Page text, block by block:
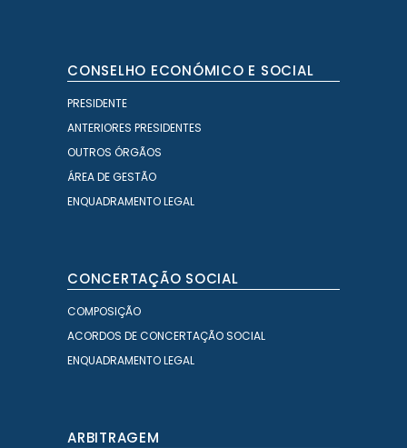
CONSELHO ECONÓMICO E SOCIAL
PRESIDENTE
ANTERIORES PRESIDENTES
OUTROS ÓRGÃOS
ÁREA DE GESTÃO
ENQUADRAMENTO LEGAL
CONCERTAÇÃO SOCIAL
COMPOSIÇÃO
ACORDOS DE CONCERTAÇÃO SOCIAL
ENQUADRAMENTO LEGAL
ARBITRAGEM